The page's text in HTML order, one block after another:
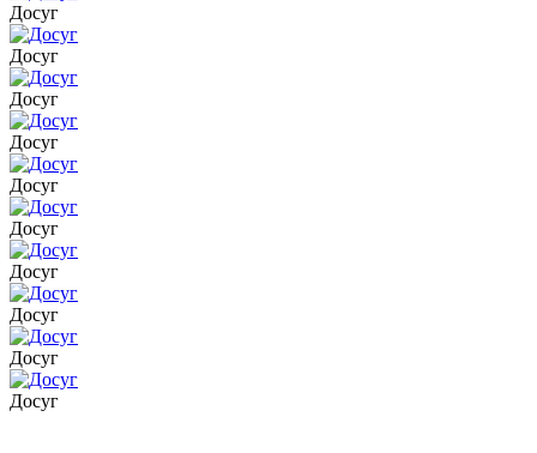
Досуг
Досуг
Досуг
Досуг
Досуг
Досуг
Досуг
Досуг
Досуг
Досуг